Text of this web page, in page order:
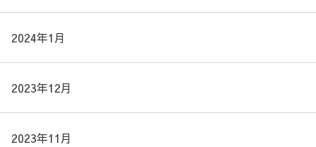
2024年1月
2023年12月
2023年11月